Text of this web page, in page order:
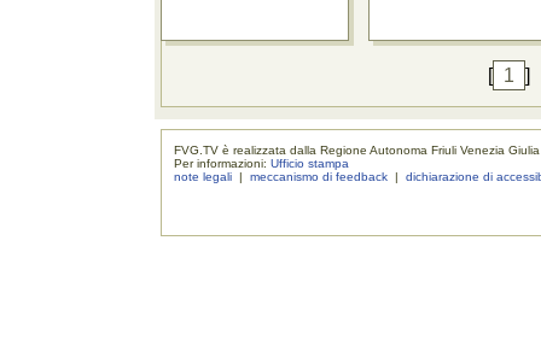
[ 1 ]
FVG.TV è realizzata dalla Regione Autonoma Friuli Venezia Giulia
Per informazioni:Ufficio stampa
note legali |meccanismo di feedback |dichiarazione di